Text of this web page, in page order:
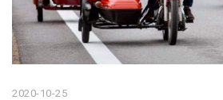
2020-10-25